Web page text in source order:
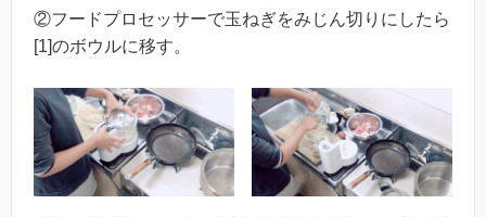
②フードプロセッサーで玉ねぎをみじん切りにしたら
[1]のボウルに移す。